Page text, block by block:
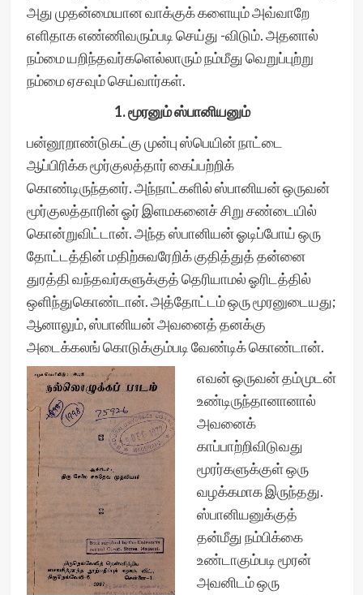
அது முதன்மையான வாக்குக் களையும் அவ்வாறே
எளிதாக எண்ணிவரும்படி செய்து -விடும். அதனால்
நம்மை யறிந்தவர்களெல்லாரும் நம்மீது வெறுப்புற்று
நம்மை ஏசவும் செய்வார்கள்.
1. மூரனும் ஸ்பானியனும்
பன்னூறாண்டுகட்கு முன்பு ஸ்பெயின் நாட்டை
ஆப்பிரிக்க மூர்குலத்தார் கைப்பற்றிக்
கொண்டிருந்தனர். அந்நாட்களில் ஸ்பானியன் ஒருவன்
மூர்குலத்தாரின் ஓர் இளமகனைச் சிறு சண்டையில்
கொன்றுவிட்டான். அந்த ஸ்பானியன் ஓடிப்போய் ஒரு
தோட்டத்தின் மதிற்சுவரேறிக் குதித்துத் தன்னை
துரத்தி வந்தவர்களுக்குத் தெரியாமல் ஓரிடத்தில்
ஒளிந்துகொண்டான். அத்தோட்டம் ஒரு மூரனுடையது;
ஆனாலும், ஸ்பானியன் அவனைத் தனக்கு
அடைக்கலங் கொடுக்கும்படி வேண்டிக் கொண்டான்.
எவன் ஒருவன் தம்முடன்
உண்டிருந்தானானால்
அவனைக்
காப்பாற்றிவிடுவது
மூரர்களுக்குள் ஒரு
வழக்கமாக இருந்தது.
ஸ்பானியனுக்குத்
தன்மீது நம்பிக்கை
உண்டாகும்படி மூரன்
அவனிடம் ஒரு